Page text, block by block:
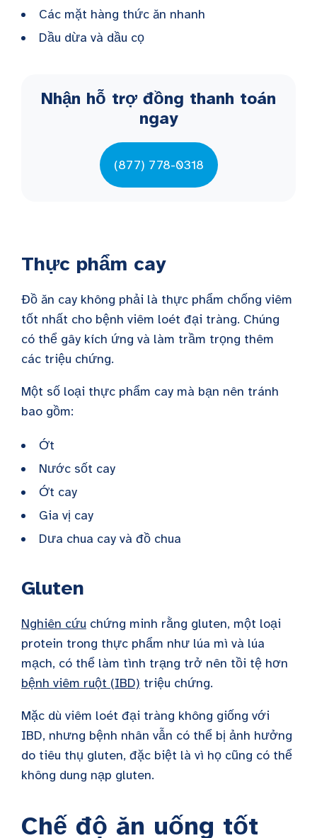
Các mặt hàng thức ăn nhanh
Dầu dừa và dầu cọ
Nhận hỗ trợ đồng thanh toán
ngay
(877) 778-0318
Thực phẩm cay
Đồ ăn cay không phải là thực phẩm chống viêm
tốt nhất cho bệnh viêm loét đại tràng. Chúng
có thể gây kích ứng và làm trầm trọng thêm
các triệu chứng.
Một số loại thực phẩm cay mà bạn nên tránh
bao gồm:
Ớt
Nước sốt cay
Ớt cay
Gia vị cay
Dưa chua cay và đồ chua
Gluten
Nghiên cứu chứng minh rằng gluten, một loại
protein trong thực phẩm như lúa mì và lúa
mạch, có thể làm tình trạng trở nên tồi tệ hơn
bệnh viêm ruột (IBD) triệu chứng.
Mặc dù viêm loét đại tràng không giống với
IBD, nhưng bệnh nhân vẫn có thể bị ảnh hưởng
do tiêu thụ gluten, đặc biệt là vì họ cũng có thể
không dung nạp gluten.
Chế độ ăn uống tốt